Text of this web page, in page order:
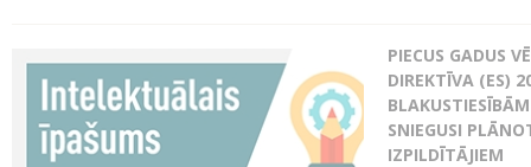
PIECUS GADUS
DIREKTĪVA (ES)
SNIEGUSI
IZPILDĪTĀJIEM